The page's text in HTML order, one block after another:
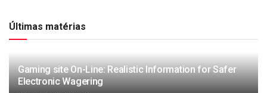
Últimas matérias
Gaming site On-Line: Realistic Information for Safer
Electronic Wagering